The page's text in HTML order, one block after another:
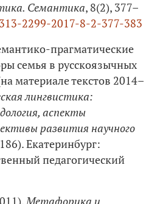
Семантика, 8(2), 377–
2299-2017-8-2-377-383
прагматические
семья в русскоязычных
материале текстов 2014–
лингвистика:
аспекты
развития научного
Екатеринбург:
педагогический